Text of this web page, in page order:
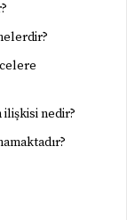
ilişkisi nedir?